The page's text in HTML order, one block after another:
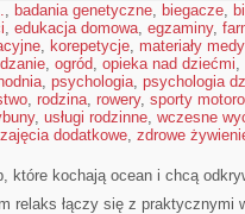
, badania genetyczne, biegacze,
, edukacja domowa, egzaminy,
, korepetycje, materiały
, ogród, opieka nad dziećmi,
, psychologia, psychologia
, rodzina, rowery, sporty
, usługi rodzinne, wczesne
zajęcia dodatkowe, zdrowe
które kochają ocean i chcą
relaks łączy się z praktycznymi